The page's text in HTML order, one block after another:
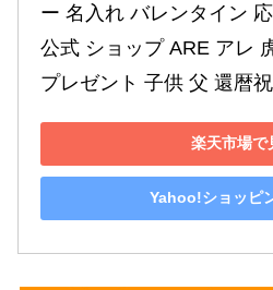
ー 名入れ バレンタイン
公式 ショップ ARE アレ
プレゼント 子供 父 還暦
楽天市場で
Yahoo!ショッピ